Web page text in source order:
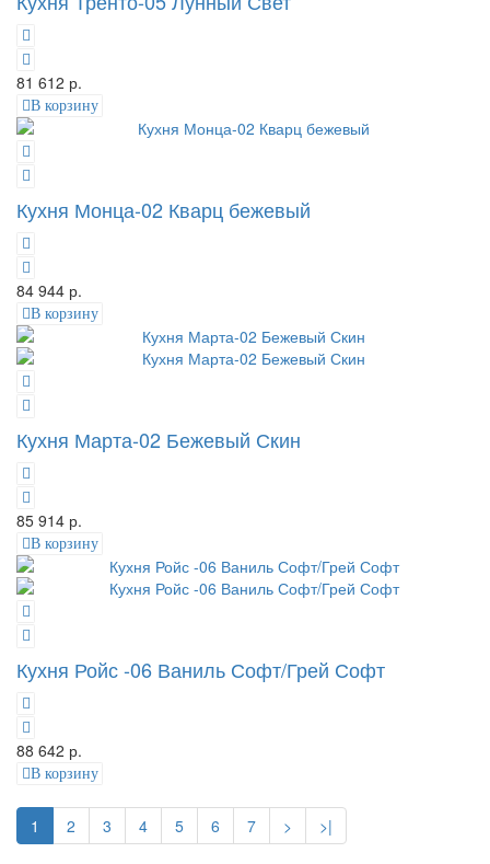
81 612 р.
В корзину
Кухня Монца-02 Кварц бежевый
84 944 р.
В корзину
Кухня Марта-02 Бежевый Скин
85 914 р.
В корзину
Кухня Ройс -06 Ваниль Софт/Грей Софт
88 642 р.
В корзину
1 2 3 4 5 6 7 > >|